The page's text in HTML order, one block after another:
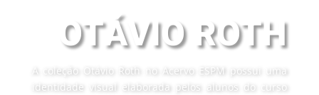
OTÁVIO ROTH
A coleção Otávio Roth no Acervo ESPM possui uma
identidade visual elaborada pelos alunos do curso